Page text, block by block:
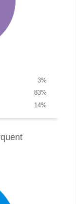
%
3
%
83
%
14